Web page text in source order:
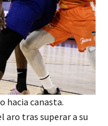
hacia canasta.
tras superar a su